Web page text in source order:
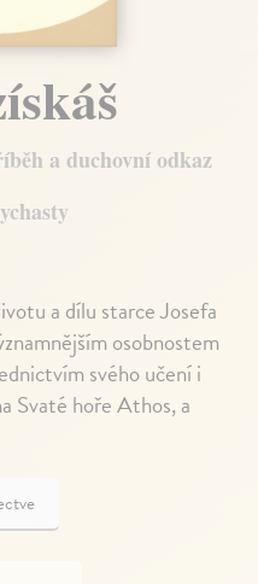
a duchovní odkaz
a dílu starce Josefa
osobnostem
svého učení i
Svaté hoře Athos, a